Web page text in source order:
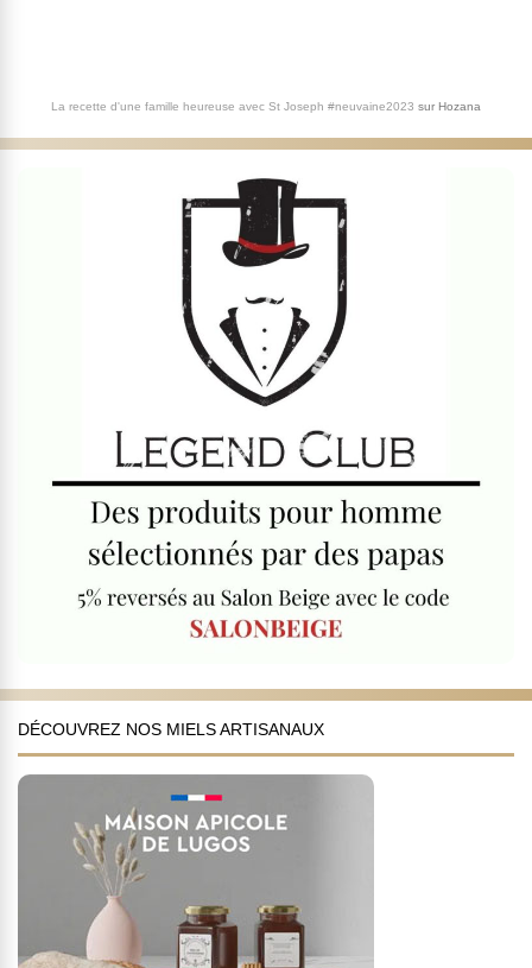
La recette d'une famille heureuse avec St Joseph #neuvaine2023 sur Hozana
DÉCOUVREZ NOS MIELS ARTISANAUX